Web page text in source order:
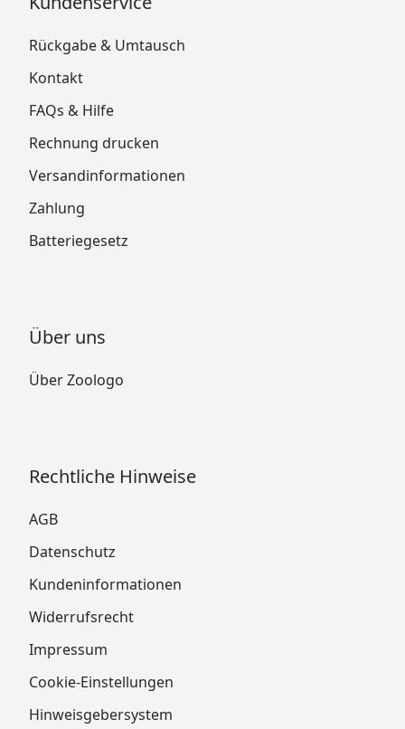
Rückgabe & Umtausch
Kontakt
FAQs & Hilfe
Rechnung drucken
Versandinformationen
Zahlung
Batteriegesetz
Über uns
Über Zoologo
Rechtliche Hinweise
AGB
Datenschutz
Kundeninformationen
Widerrufsrecht
Impressum
Cookie-Einstellungen
Hinweisgebersystem